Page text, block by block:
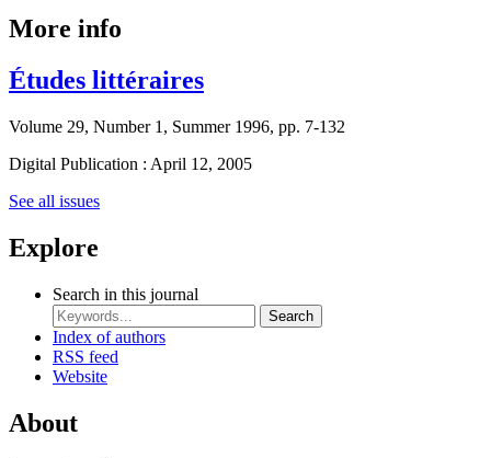
More info
Études littéraires
Volume 29, Number 1, Summer 1996, pp. 7-132
Digital Publication : April 12, 2005
See all issues
Explore
Search in this journal
Search
Index of authors
RSS feed
Website
About